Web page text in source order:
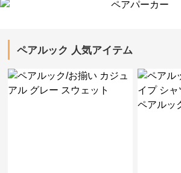
ペアルック 人気アイテム